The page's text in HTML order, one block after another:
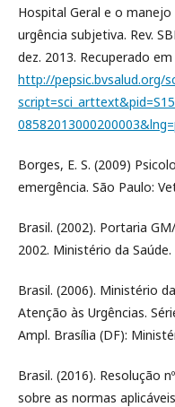
Hospital Geral e o
urgência subjetiva. Rev.
dez. 2013. Recuperado
http://pepsic.bvsalud.org/
Borges, E. S. (2009)
emergência. São Paulo:
Brasil. (2002). Portaria
2002. Ministério da Saúde.
Brasil. (2006). Ministério
Atenção às Urgências.
Ampl. Brasília (DF):
Brasil. (2016). Resolução
sobre as normas